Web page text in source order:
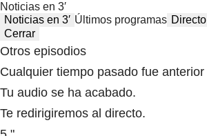
Noticias en 3′
Noticias en 3′ Últimos programas Directo
Cerrar
Otros episodios
Cualquier tiempo pasado fue anterior
Tu audio se ha acabado.
Te redirigiremos al directo.